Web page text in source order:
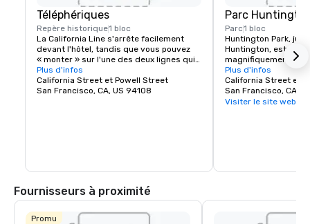
Téléphériques
Repère historique1 bloc
La California Line s'arrête facilement
devant l'hôtel, tandis que vous pouvez
« monter » sur l'une des deux lignes qui
montent et descendent Powell, à deux
pâtés de maisons, à l'intersection de
California Street et Powell Street.
d'origine qui circulent toujours sur les
lignes de la ville.
Plus d'infos
California Street et Powell Street
San Francisco, CA, US 94108
Parc
Parc1 bloc
Huntington Park,
Huntington, est une
magnifiquement
de Nob Hill. Avec
sentiers de
fontaine des
premier plan
Plus d'infos
California Street et
San Francisco, CA,
Visiter le site web
Fournisseurs à proximité
Promu